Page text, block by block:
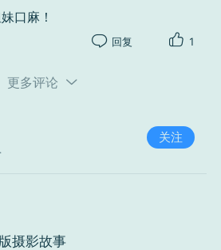
口麻！
回复 1
更多评论
关注
摄影故事